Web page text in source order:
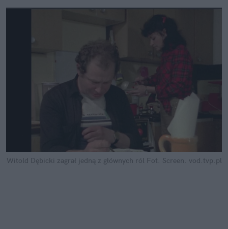
Witold Dębicki zagrał jedną z głównych ról Fot. Screen. vod.tvp.pl